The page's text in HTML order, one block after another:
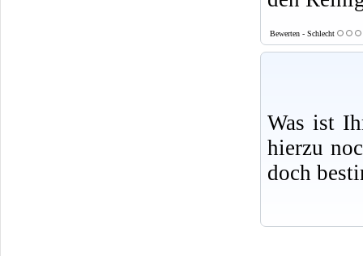
Bewerten - Schlecht
Was ist
hierzu
doch